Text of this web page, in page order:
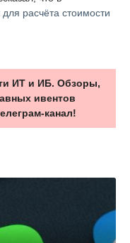
расчёта стоимости
ИТ и ИБ. Обзоры,
ивентов
канал!